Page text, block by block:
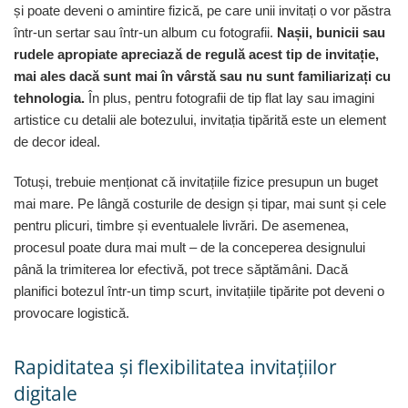
și poate deveni o amintire fizică, pe care unii invitați o vor păstra
într-un sertar sau într-un album cu fotografii. Nașii, bunicii sau
rudele apropiate apreciază de regulă acest tip de invitație,
mai ales dacă sunt mai în vârstă sau nu sunt familiarizați cu
tehnologia. În plus, pentru fotografii de tip flat lay sau imagini
artistice cu detalii ale botezului, invitația tipărită este un element
de decor ideal.
Totuși, trebuie menționat că invitațiile fizice presupun un buget
mai mare. Pe lângă costurile de design și tipar, mai sunt și cele
pentru plicuri, timbre și eventualele livrări. De asemenea,
procesul poate dura mai mult – de la conceperea designului
până la trimiterea lor efectivă, pot trece săptămâni. Dacă
planifici botezul într-un timp scurt, invitațiile tipărite pot deveni o
provocare logistică.
Rapiditatea și flexibilitatea invitațiilor
digitale